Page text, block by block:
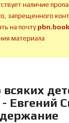
наличие
запрещенного
на почту
материала
всяких
Евгений